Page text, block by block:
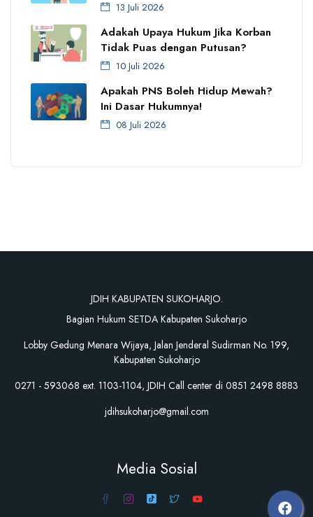
13 Juli 2026
Adakah Upaya Hukum Jika Korban
Tidak Puas dengan Putusan?
10 Juli 2026
Apakah PNS Boleh Hidup Mewah?
Ini Dasar Hukumnya!
08 Juli 2026
JDIH KABUPATEN SUKOHARJO.
Bagian Hukum SETDA Kabupaten Sukoharjo
Lobby Gedung Menara Wijaya, Jalan Jenderal Sudirman No. 199,
Kabupaten Sukoharjo
0271 - 593068 ext. 1103-1104, JDIH Call center di 0851 2498 8883
jdihsukoharjo@gmail.com
Media Sosial